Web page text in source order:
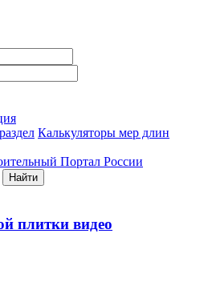
Калькуляторы мер длин
Портал России
Найти
плитки видео